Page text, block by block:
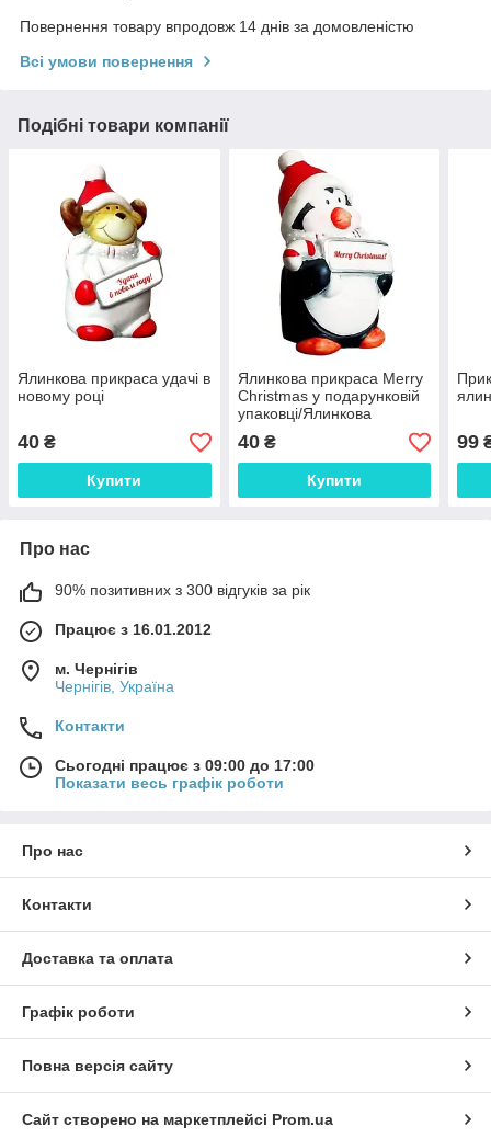
Повернення товару впродовж 14 днів за домовленістю
Всі умови повернення
Подібні товари компанії
Ялинкова прикраса удачі в
новому році
40 ₴
Купити
Ялинкова прикраса Merry
Christmas у подарунковій
упаковці/Ялинкова
прикраса Merry Christmas
40₴
Купити
99
Про нас
90% позитивних з 300 відгуків за рік
Працює з 16.01.2012
м. Чернігів
Чернігів, Україна
Контакти
Сьогодні працює з 09:00 до 17:00
Показати весь графік роботи
Про нас
Контакти
Доставка та оплата
Графік роботи
Повна версія сайту
Сайт створено на маркетплейсі Prom.ua